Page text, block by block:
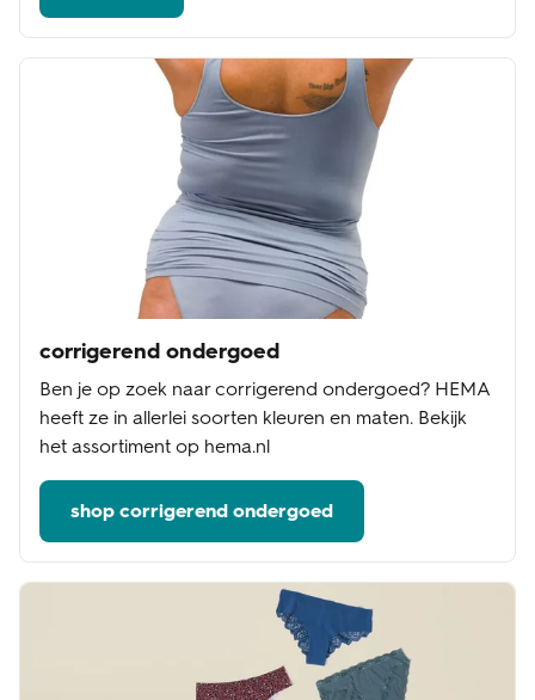
corrigerend ondergoed
Ben je op zoek naar corrigerend ondergoed? HEMA
heeft ze in allerlei soorten kleuren en maten. Bekijk
het assortiment op hema.nl
shop corrigerend ondergoed